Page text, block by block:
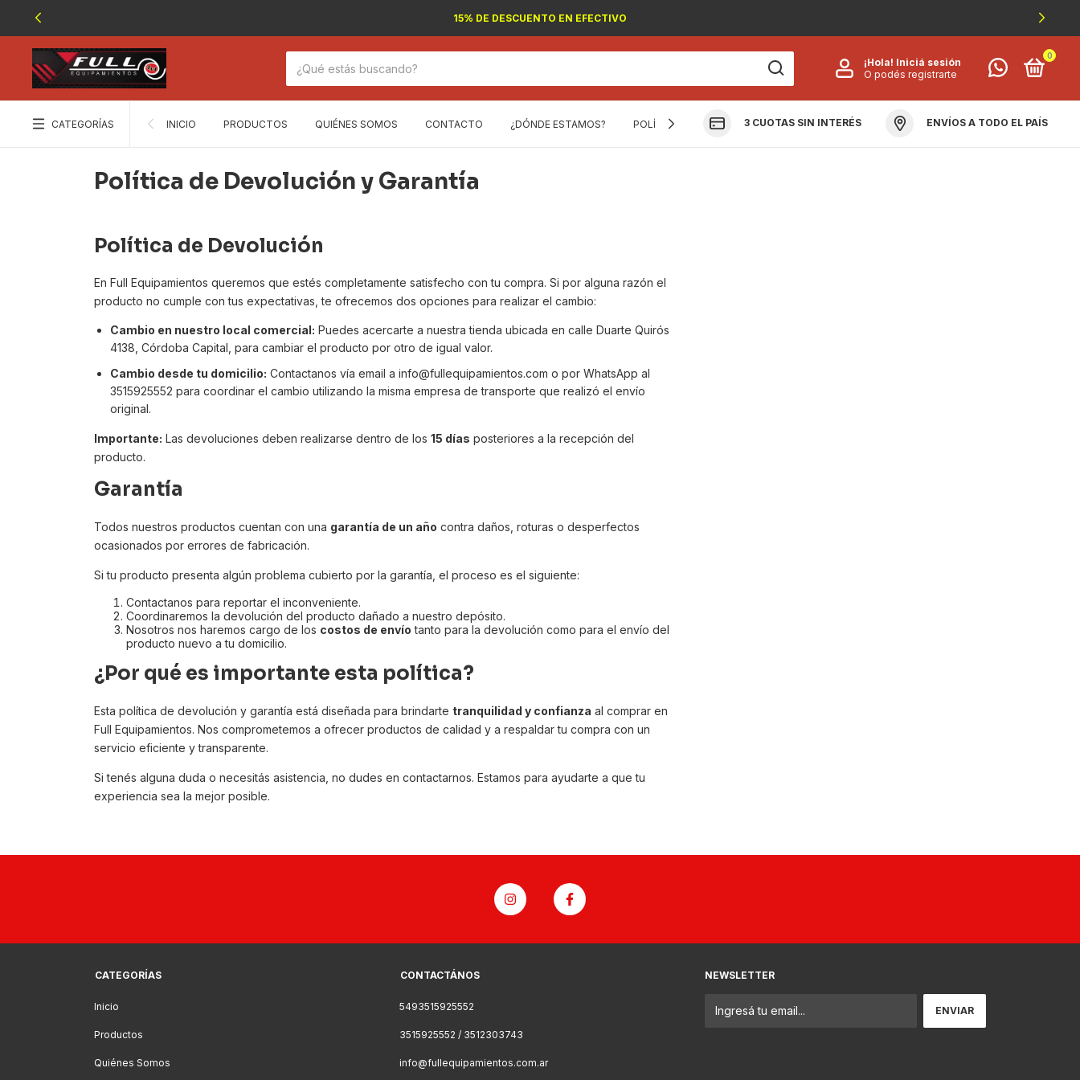
15% DE DESCUENTO EN EFECTIVO
¡Hola! Iniciá sesión
O podés registrarte
0
CATEGORÍAS INICIO PRODUCTOS QUIÉNES SOMOS CONTACTO ¿DÓNDE ESTAMOS? POLÍTICA DE DEVOLUCIÓN Y GARANTÍA
3 CUOTAS SIN INTERÉS ENVÍOS A TODO EL PAÍS
Política de Devolución y Garantía
Política de Devolución
En Full Equipamientos queremos que estés completamente satisfecho con tu compra. Si por alguna razón el
producto no cumple con tus expectativas, te ofrecemos dos opciones para realizar el cambio:
Cambio en nuestro local comercial: Puedes acercarte a nuestra tienda ubicada en calle Duarte Quirós
4138, Córdoba Capital, para cambiar el producto por otro de igual valor.
Cambio desde tu domicilio: Contactanos vía email a info@fullequipamientos.com o por WhatsApp al
3515925552 para coordinar el cambio utilizando la misma empresa de transporte que realizó el envío
original.
Importante: Las devoluciones deben realizarse dentro de los 15 días posteriores a la recepción del
producto.
Garantía
Todos nuestros productos cuentan con una garantía de un año contra daños, roturas o desperfectos
ocasionados por errores de fabricación.
Si tu producto presenta algún problema cubierto por la garantía, el proceso es el siguiente:
Contactanos para reportar el inconveniente.
Coordinaremos la devolución del producto dañado a nuestro depósito.
Nosotros nos haremos cargo de los costos de envío tanto para la devolución como para el envío del
producto nuevo a tu domicilio.
¿Por qué es importante esta política?
Esta política de devolución y garantía está diseñada para brindarte tranquilidad y confianza al comprar en
Full Equipamientos. Nos comprometemos a ofrecer productos de calidad y a respaldar tu compra con un
servicio eficiente y transparente.
Si tenés alguna duda o necesitás asistencia, no dudes en contactarnos. Estamos para ayudarte a que tu
experiencia sea la mejor posible.
CATEGORÍAS
Inicio
Productos
Quiénes Somos
CONTACTÁNOS
5493515925552
3515925552 / 3512303743
info@fullequipamientos.com.ar
NEWSLETTER